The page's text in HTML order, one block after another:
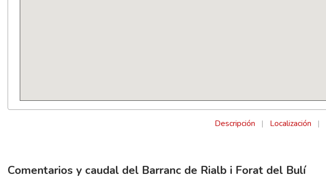
Descripción | Localización |
Comentarios y caudal del Barranc de Rialb i Forat del Bulí